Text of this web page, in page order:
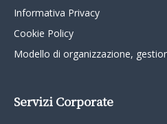
Informativa Privacy
Cookie Policy
Modello di organizzazione,
Servizi Corporate